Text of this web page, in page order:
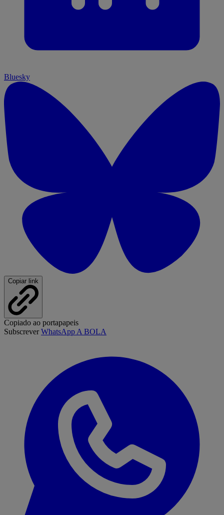
Bluesky
Copiar link
Copiado ao portapapeis
SubscreverWhatsApp A BOLA